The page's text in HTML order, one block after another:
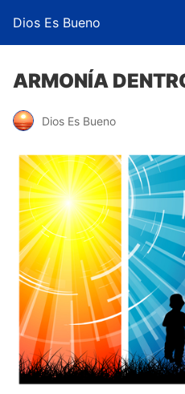
Dios Es Bueno
ARMONÍA
Dios Es Bueno